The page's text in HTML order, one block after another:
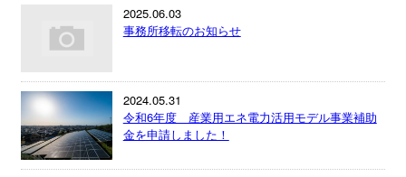
2025.06.03
事務所移転のお知らせ
2024.05.31
令和6年度 産業用エネ電力活用モデル事業補助
金を申請しました！